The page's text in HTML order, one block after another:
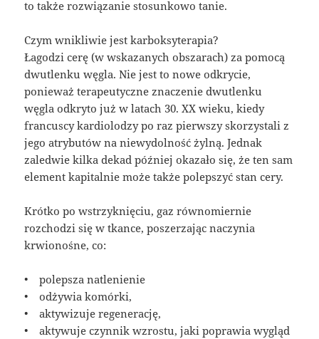
to także rozwiązanie stosunkowo tanie.
Czym wnikliwie jest karboksyterapia?
Łagodzi cerę (w wskazanych obszarach) za pomocą
dwutlenku węgla. Nie jest to nowe odkrycie,
ponieważ terapeutyczne znaczenie dwutlenku
węgla odkryto już w latach 30. XX wieku, kiedy
francuscy kardiolodzy po raz pierwszy skorzystali z
jego atrybutów na niewydolność żylną. Jednak
zaledwie kilka dekad później okazało się, że ten sam
element kapitalnie może także polepszyć stan cery.
Krótko po wstrzyknięciu, gaz równomiernie
rozchodzi się w tkance, poszerzając naczynia
krwionośne, co:
• polepsza natlenienie
• odżywia komórki,
• aktywizuje regenerację,
• aktywuje czynnik wzrostu, jaki poprawia wygląd